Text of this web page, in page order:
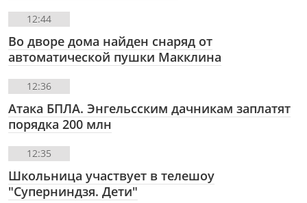
12:44
Во дворе дома найден снаряд от
автоматической пушки Макклина
12:36
Атака БПЛА. Энгельсским дачникам заплатят
порядка 200 млн
12:35
Школьница участвует в телешоу
"Суперниндзя. Дети"